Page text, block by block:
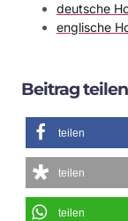
deutsche
englische
Beitrag
teilen
teilen
teilen